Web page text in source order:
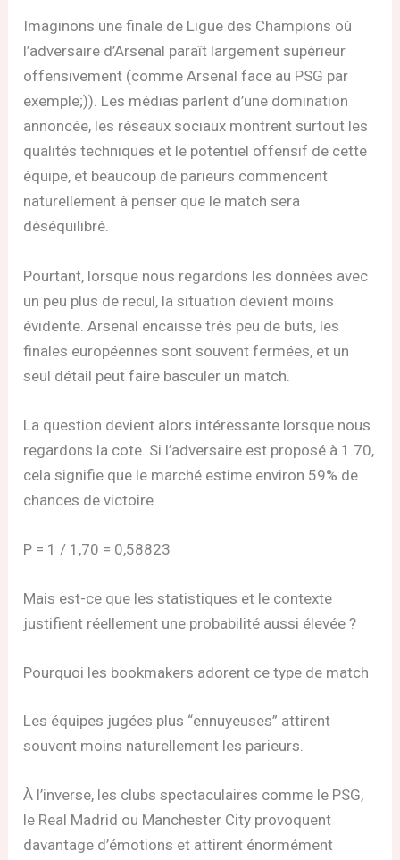
Imaginons une finale de Ligue des Champions où
l’adversaire d’Arsenal paraît largement supérieur
offensivement (comme Arsenal face au PSG par
exemple;)). Les médias parlent d’une domination
annoncée, les réseaux sociaux montrent surtout les
qualités techniques et le potentiel offensif de cette
équipe, et beaucoup de parieurs commencent
naturellement à penser que le match sera
déséquilibré.
Pourtant, lorsque nous regardons les données avec
un peu plus de recul, la situation devient moins
évidente. Arsenal encaisse très peu de buts, les
finales européennes sont souvent fermées, et un
seul détail peut faire basculer un match.
La question devient alors intéressante lorsque nous
regardons la cote. Si l’adversaire est proposé à 1.70,
cela signifie que le marché estime environ 59% de
chances de victoire.
P = 1 / 1,70 = 0,58823
Mais est-ce que les statistiques et le contexte
justifient réellement une probabilité aussi élevée ?
Pourquoi les bookmakers adorent ce type de match
Les équipes jugées plus “ennuyeuses” attirent
souvent moins naturellement les parieurs.
À l’inverse, les clubs spectaculaires comme le PSG,
le Real Madrid ou Manchester City provoquent
davantage d’émotions et attirent énormément